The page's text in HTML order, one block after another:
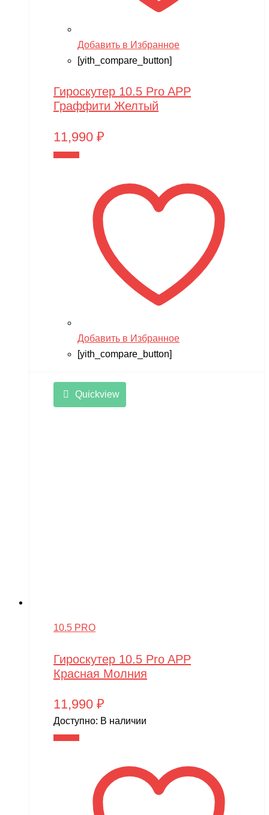
Добавить в Избранное
[yith_compare_button]
Гироскутер 10.5 Pro APP
Граффити Желтый
11,990 ₽
Добавить в Избранное
[yith_compare_button]
Quickview
10.5 PRO
Гироскутер 10.5 Pro APP
Красная Молния
11,990 ₽
Доступно: В наличии